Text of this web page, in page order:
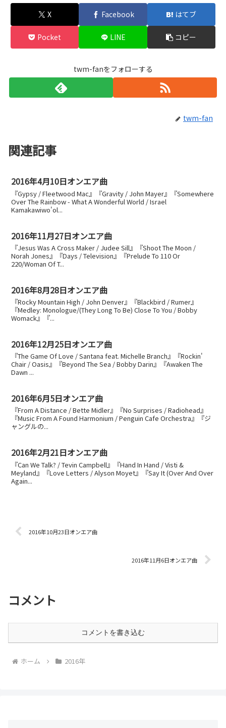
X
Facebook はてブ
Pocket LINE コピー
twm-fanをフォローする
twm-fan
関連記事
2016年4月10日オンエア曲
『Gypsy / Fleetwood Mac』『Gravity / John Mayer』『Somewhere
Over The Rainbow - What A Wonderful World / Israel
Kamakawiwo'ol...
2016年11月27日オンエア曲
『Jesus Was A Cross Maker / Judee Sill』『Shoot The Moon /
Norah Jones』『Days / Television』『Prelude To 110 Or
220/Woman Of T...
2016年8月28日オンエア曲
『Rocky Mountain High / John Denver』『Blackbird / Rumer』
『Medley: Monologue/(They Long To Be) Close To You / Bobby
Womack』『...
2016年12月25日オンエア曲
『The Game Of Love / Santana feat. Michelle Branch』『Rockin'
Chair / Oasis』『Beyond The Sea / Bobby Darin』『Awaken The
Dawn ...
2016年6月5日オンエア曲
『From A Distance / Bette Midler』『No Surprises / Radiohead』
『Music From A Found Harmonium / Penguin Cafe Orchestra』『ジ
ャングルの...
2016年2月21日オンエア曲
『Can We Talk? / Tevin Campbell』『Hand In Hand / Visti &
Meyland』『Love Letters / Alyson Moyet』『Say It (Over And Over
Again...
2016年10月23日オンエア曲
2016年11月6日オンエア曲
コメント
コメントを書き込む
ホーム 2016年